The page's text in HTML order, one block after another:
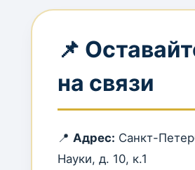
📌
на связи
📍 Адрес: Санкт-
Науки, д. 10, к.1